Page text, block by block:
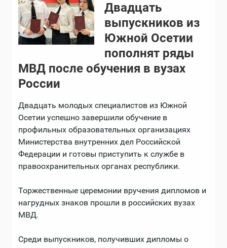
Двадцать
выпускников из
Южной Осетии
пополнят ряды
МВД после обучения в вузах
России
Двадцать молодых специалистов из Южной
Осетии успешно завершили обучение в
профильных образовательных организациях
Министерства внутренних дел Российской
Федерации и готовы приступить к службе в
правоохранительных органах республики.
Торжественные церемонии вручения дипломов и
нагрудных знаков прошли в российских вузах
МВД.
Среди выпускников, получивших дипломы о